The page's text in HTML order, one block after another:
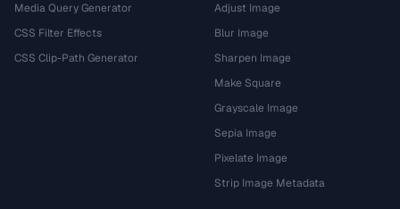
Media Query Generator
CSS Filter Effects
CSS Clip-Path Generator
Adjust Image
Blur Image
Sharpen Image
Make Square
Grayscale Image
Sepia Image
Pixelate Image
Strip Image Metadata